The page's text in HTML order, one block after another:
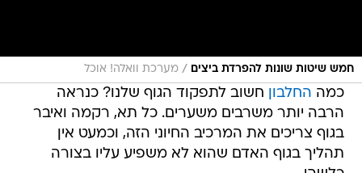
חמש שיטות שונות להפרדת ביצים / מערכת וואלה! אוכל
כמה החלבון חשוב לתפקוד הגוף שלנו? כנראה
הרבה יותר משרבים משערים. כל תא, רקמה ואיבר
בגוף צריכים את המרכיב החיוני הזה, וכמעט אין
תהליך בגוף האדם שהוא לא משפיע עליו בצורה